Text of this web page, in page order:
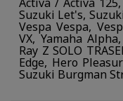
Suzuki Let's,
Vespa Vespa,
VX, Yamaha
Ray Z SOLO
Edge, Hero
Suzuki Burgman